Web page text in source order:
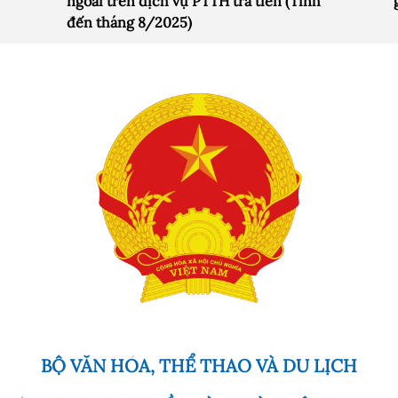
đến tháng 8/2025)
BỘ VĂN HÓA, THỂ THAO VÀ DU LỊCH